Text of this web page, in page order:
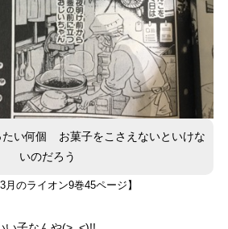
い何個 お菓子をこさえないといけな
いのだろう
3月のライオン9巻45ページ】